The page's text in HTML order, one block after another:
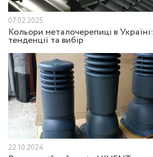
07.02.2025
Кольори металочерепиці в Україні:
тенденції та вибір
22.10.2024